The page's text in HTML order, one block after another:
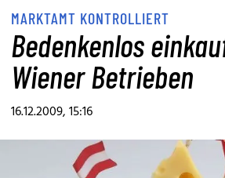
MARKTAMT KONTROLLIERT
Bedenkenlos
Wiener Betrieben
16.12.2009, 15:16